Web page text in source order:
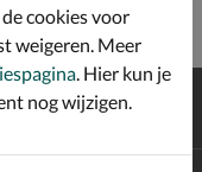
cookies voor
weigeren. Meer
. Hier kun je
nog wijzigen.